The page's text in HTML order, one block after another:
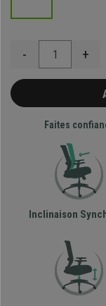
- +
Faites
Inclinaison